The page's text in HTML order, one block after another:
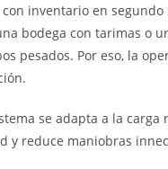
con inventario en
bodega con tarimas o
pesados. Por eso, la
se adapta a la carga
y reduce maniobras